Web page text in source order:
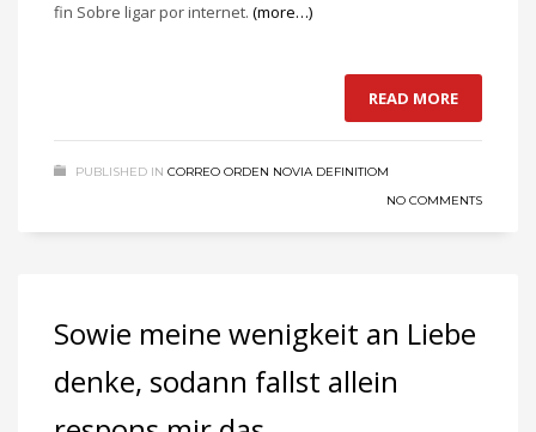
fin Sobre ligar por internet. (more…)
READ MORE
PUBLISHED IN CORREO ORDEN NOVIA DEFINITIOM
NO COMMENTS
Sowie meine wenigkeit an Liebe
denke, sodann fallst allein